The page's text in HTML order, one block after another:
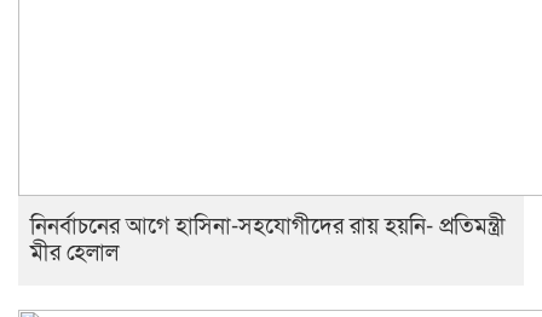
নিনর্বাচনের আগে হাসিনা-সহযোগীদের রায় হয়নি- প্রতিমন্ত্রী
মীর হেলাল